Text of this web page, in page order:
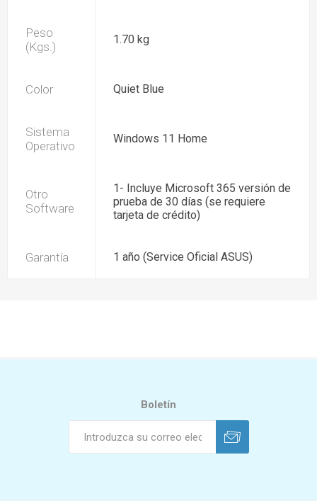
Peso
(Kgs.)
1.70 kg
Color Quiet Blue
Sistema
Operativo
Windows 11 Home
Otro
Software
1- Incluye Microsoft 365 versión de
prueba de 30 días (se requiere
tarjeta de crédito)
Garantía 1 año (Service Oficial ASUS)
Boletín